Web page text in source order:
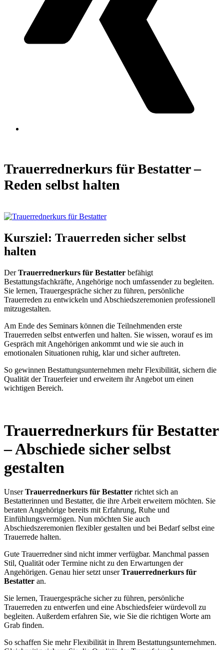
menu
menu
Trauerrednerkurs für Bestatter –
Reden selbst halten
Kursziel: Trauerreden sicher selbst
halten
DerTrauerrednerkurs für Bestatter befähigt
Bestattungsfachkräfte, Angehörige noch umfassender zu begleiten.
Sie lernen, Trauergespräche sicher zu führen, persönliche
Trauerreden zu entwickeln und Abschiedszeremonien professionell
mitzugestalten.
Am Ende des Seminars können die Teilnehmenden erste
Trauerreden selbst entwerfen und halten. Sie wissen, worauf es im
Gespräch mit Angehörigen ankommt und wie sie auch in
emotionalen Situationen ruhig, klar und sicher auftreten.
So gewinnen Bestattungsunternehmen mehr Flexibilität, sichern die
Qualität der Trauerfeier und erweitern ihr Angebot um einen
wichtigen Bereich.
Trauerrednerkurs für Bestatter
– Abschiede sicher selbst
gestalten
UnserTrauerrednerkurs für Bestatter richtet sich an
Bestatterinnen und Bestatter, die ihre Arbeit erweitern möchten. Sie
beraten Angehörige bereits mit Erfahrung, Ruhe und
Einfühlungsvermögen. Nun möchten Sie auch
Abschiedszeremonien flexibler gestalten und bei Bedarf selbst eine
Trauerrede halten.
Gute Trauerredner sind nicht immer verfügbar. Manchmal passen
Stil, Qualität oder Termine nicht zu den Erwartungen der
Angehörigen. Genau hier setzt unserTrauerrednerkurs für
Bestatter an.
Sie lernen, Trauergespräche sicher zu führen, persönliche
Trauerreden zu entwerfen und eine Abschiedsfeier würdevoll zu
begleiten. Außerdem erfahren Sie, wie Sie die richtigen Worte am
Grab finden.
So schaffen Sie mehr Flexibilität in Ihrem Bestattungsunternehmen.